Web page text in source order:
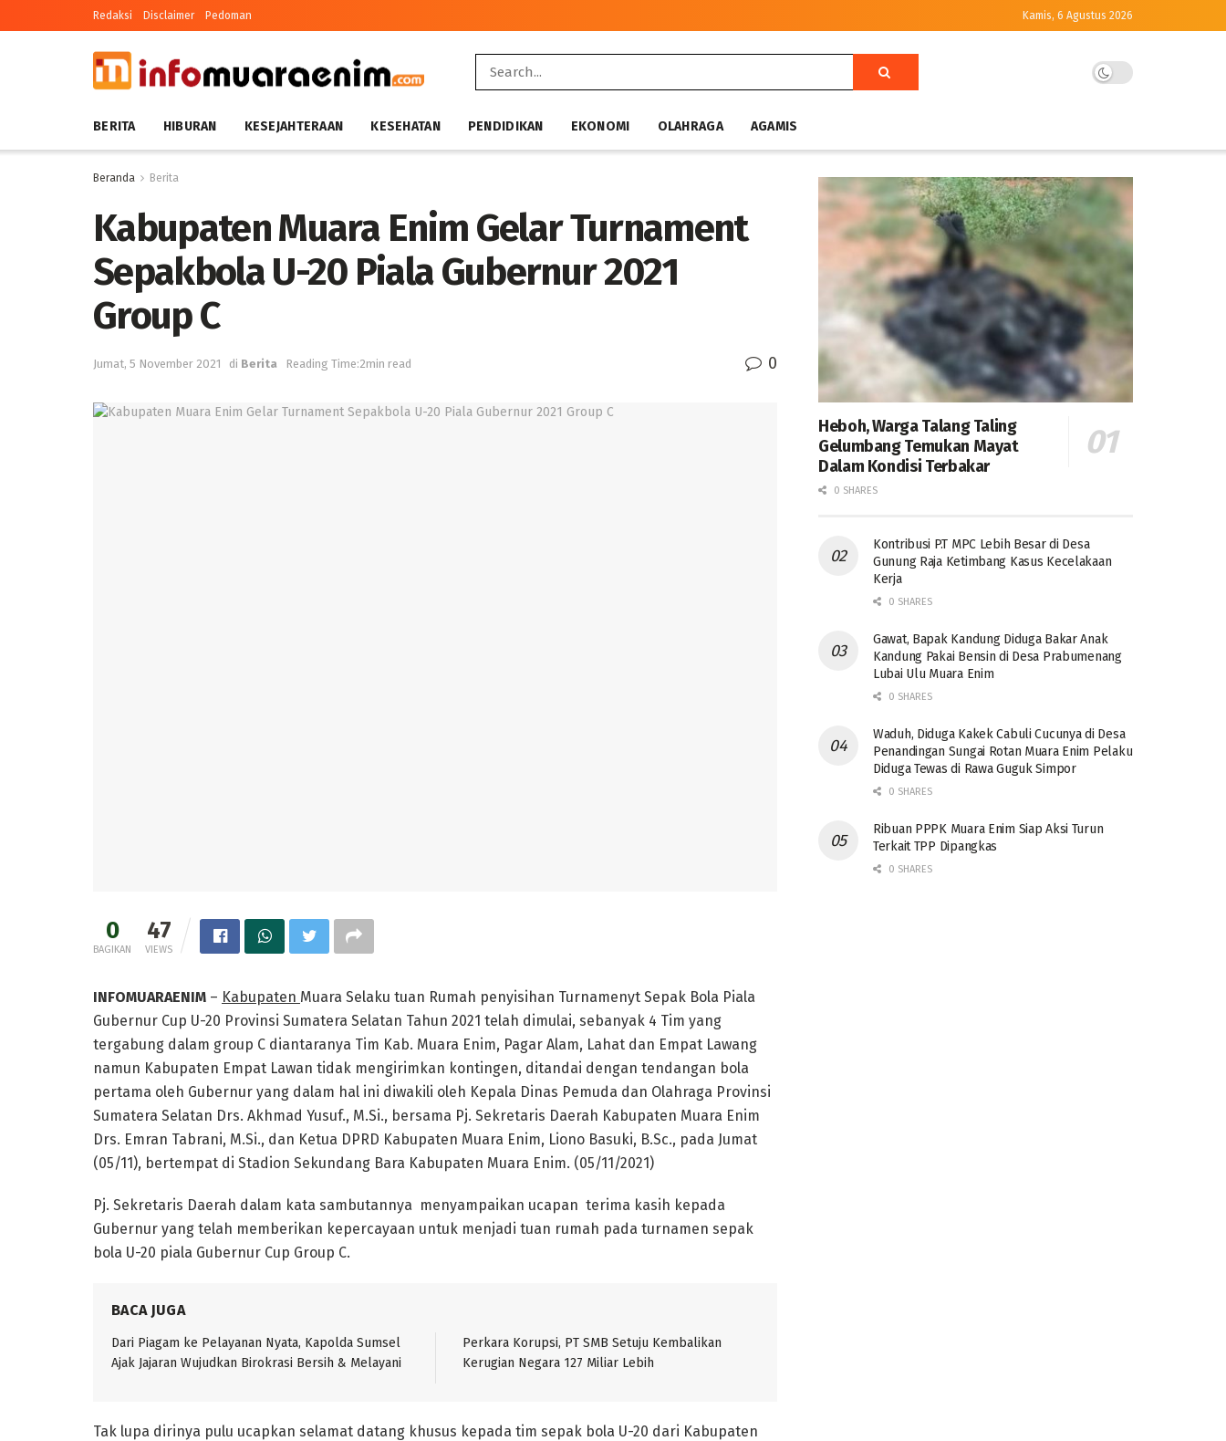
Redaksi Disclaimer Pedoman Kamis, 6 Agustus 2026
BERITA HIBURAN KESEJAHTERAAN KESEHATAN PENDIDIKAN EKONOMI OLAHRAGA AGAMIS
Beranda Berita
Kabupaten Muara Enim Gelar Turnament
Sepakbola U-20 Piala Gubernur 2021
Group C
Jumat, 5 November 2021 di Berita Reading Time:2min read 0
0
BAGIKAN
47
VIEWS
INFOMUARAENIM – Kabupaten Muara Selaku tuan Rumah penyisihan Turnamenyt Sepak Bola Piala
Gubernur Cup U-20 Provinsi Sumatera Selatan Tahun 2021 telah dimulai, sebanyak 4 Tim yang
tergabung dalam group C diantaranya Tim Kab. Muara Enim, Pagar Alam, Lahat dan Empat Lawang
namun Kabupaten Empat Lawan tidak mengirimkan kontingen, ditandai dengan tendangan bola
pertama oleh Gubernur yang dalam hal ini diwakili oleh Kepala Dinas Pemuda dan Olahraga Provinsi
Sumatera Selatan Drs. Akhmad Yusuf., M.Si., bersama Pj. Sekretaris Daerah Kabupaten Muara Enim
Drs. Emran Tabrani, M.Si., dan Ketua DPRD Kabupaten Muara Enim, Liono Basuki, B.Sc., pada Jumat
(05/11), bertempat di Stadion Sekundang Bara Kabupaten Muara Enim. (05/11/2021)
Pj. Sekretaris Daerah dalam kata sambutannya menyampaikan ucapan terima kasih kepada
Gubernur yang telah memberikan kepercayaan untuk menjadi tuan rumah pada turnamen sepak
bola U-20 piala Gubernur Cup Group C.
BACA JUGA
Dari Piagam ke Pelayanan Nyata, Kapolda Sumsel
Ajak Jajaran Wujudkan Birokrasi Bersih & Melayani
Perkara Korupsi, PT SMB Setuju Kembalikan
Kerugian Negara 127 Miliar Lebih
Tak lupa dirinya pulu ucapkan selamat datang khusus kepada tim sepak bola U-20 dari Kabupaten
Heboh, Warga Talang Taling
Gelumbang Temukan Mayat
Dalam Kondisi Terbakar
0 SHARES
Kontribusi P.T MPC Lebih Besar di Desa
Gunung Raja Ketimbang Kasus Kecelakaan
Kerja
0 SHARES
Gawat, Bapak Kandung Diduga Bakar Anak
Kandung Pakai Bensin di Desa Prabumenang
Lubai Ulu Muara Enim
0 SHARES
Waduh, Diduga Kakek Cabuli Cucunya di Desa
Penandingan Sungai Rotan Muara Enim Pelaku
Diduga Tewas di Rawa Guguk Simpor
0 SHARES
Ribuan PPPK Muara Enim Siap Aksi Turun
Terkait TPP Dipangkas
0 SHARES